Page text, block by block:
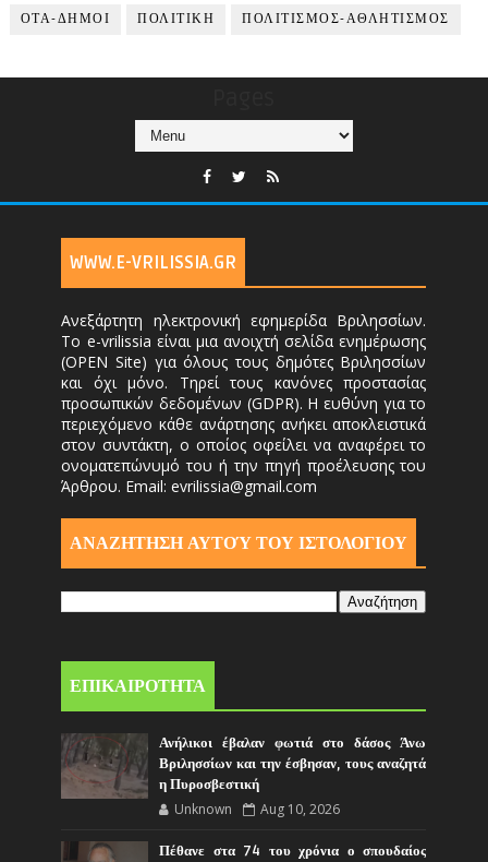
ΟΤΑ-ΔΗΜΟΙ ΠΟΛΙΤΙΚΗ ΠΟΛΙΤΙΣΜΟΣ-ΑΘΛΗΤΙΣΜΟΣ
WWW.E-VRILISSIA.GR
Ανεξάρτητη ηλεκτρονική εφημερίδα Βριλησσίων.
Το e-vrilissia είναι μια ανοιχτή σελίδα ενημέρωσης
(OPEN Site) για όλους τους δημότες Βριλησσίων
και όχι μόνο. Τηρεί τους κανόνες προστασίας
προσωπικών δεδομένων (GDPR). Η ευθύνη για το
περιεχόμενο κάθε ανάρτησης ανήκει αποκλειστικά
στον συντάκτη, ο οποίος οφείλει να αναφέρει το
ονοματεπώνυμό του ή την πηγή προέλευσης του
Άρθρου. Email: evrilissia@gmail.com
ΑΝΑΖΗΤΗΣΗ ΑΥΤΟΎ ΤΟΥ ΙΣΤΟΛΟΓΙΟΥ
ΕΠΙΚΑΙΡΟΤΗΤΑ
Ανήλικοι έβαλαν φωτιά στο δάσος Άνω
Βριλησσίων και την έσβησαν, τους αναζητά
η Πυροσβεστική
Unknown Aug 10, 2026
Πέθανε στα 74 του χρόνια ο σπουδαίος